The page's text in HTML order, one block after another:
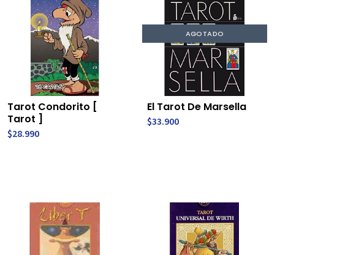
Tarot Condorito [
Tarot ]
$28.990
AGOTADO
El Tarot De Marsella
$33.900